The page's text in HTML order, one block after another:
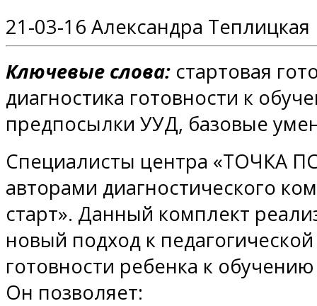
21-03-16 Александра Теплицкая
Ключевые слова: стартовая
диагностика готовности к
предпосылки УУД, базовые
Специалисты центра «ТОЧКА
авторами диагностического
старт». Данный комплект
новый подход к
готовности ребенка к
Он позволяет: